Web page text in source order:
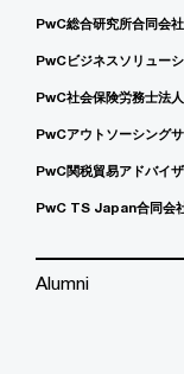
PwC総合研究所合同会社
PwCビジネスソリュー
PwC社会保険労務士法人
PwCアウトソーシング
PwC関税貿易アドバイ
PwC TS Japan合同会
Alumni